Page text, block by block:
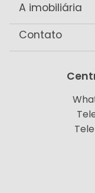
A imobiliária
Contato